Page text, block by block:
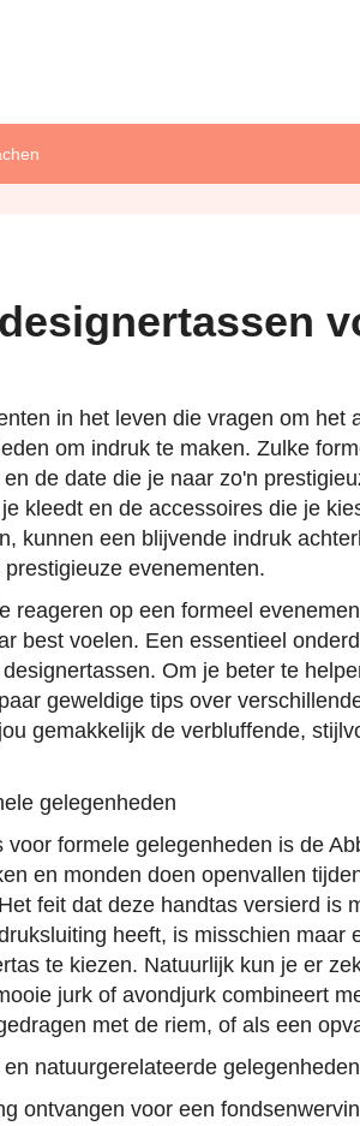
in het leven die vragen om het
om indruk te maken. Zulke
de date die je naar zo'n
kleedt en de accessoires die je
kunnen een blijvende indruk
evenementen.
reageren op een formeel
best voelen. Een essentieel
Om je beter te
geweldige tips over
gemakkelijk de verbluffende,
gelegenheden
formele gelegenheden is de
en monden doen openvallen
feit dat deze handtas versierd is
heeft, is misschien maar
te kiezen. Natuurlijk kun je er
jurk of avondjurk combineert
met de riem, of als een
natuurgerelateerde gelegenheden
ontvangen voor een